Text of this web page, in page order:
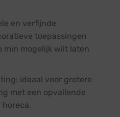
en verfijnde
toepassingen
min mogelijk wilt laten
: ideaal voor grotere
met een opvallende